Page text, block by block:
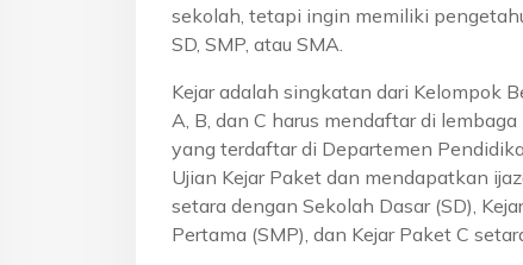
sekolah, tetapi ingin memiliki
SD, SMP, atau SMA.
Kejar adalah singkatan dari Kelompok
A, B, dan C harus mendaftar di
yang terdaftar di Departemen
Ujian Kejar Paket dan mendapatkan
setara dengan Sekolah Dasar (SD),
Pertama (SMP), dan Kejar Paket C